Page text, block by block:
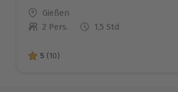
Standort
Gießen
Anzahl der Teilnehmer
2 Pers. 1,5 Std
5 von 5 Sternen basierend auf 10
5 (10)